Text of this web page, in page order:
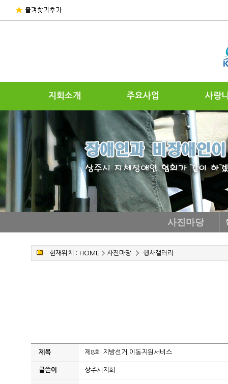
지회소개 주요사업 사랑
사진마당
현재위치 : HOME > 사진마당> 행사갤러리
제목 제8회 지방선거 이동지원서비스
글쓴이 상주시지회